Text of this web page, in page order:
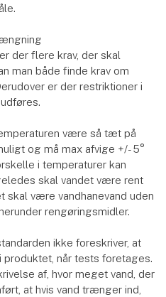
der flere krav, der skal
man både finde krav om
er der restriktioner i
være så tæt på
og må max afvige +/- 5°
i temperaturer kan
skal vandet være rent
skal være vandhanevand uden
rengøringsmidler.
ikke foreskriver, at
når tests foretages.
af, hvor meget vand, der
at hvis vand trænger ind,